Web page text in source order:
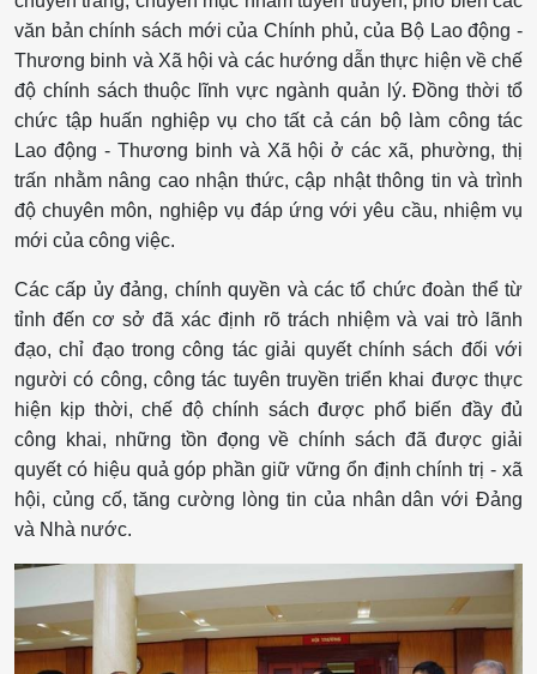
văn bản chính sách mới của Chính phủ, của Bộ Lao động -
Thương binh và Xã hội và các hướng dẫn thực hiện về chế
độ chính sách thuộc lĩnh vực ngành quản lý. Đồng thời tổ
chức tập huấn nghiệp vụ cho tất cả cán bộ làm công tác
Lao động - Thương binh và Xã hội ở các xã, phường, thị
trấn nhằm nâng cao nhận thức, cập nhật thông tin và trình
độ chuyên môn, nghiệp vụ đáp ứng với yêu cầu, nhiệm vụ
mới của công việc.
Các cấp ủy đảng, chính quyền và các tổ chức đoàn thể từ
tỉnh đến cơ sở đã xác định rõ trách nhiệm và vai trò lãnh
đạo, chỉ đạo trong công tác giải quyết chính sách đối với
người có công, công tác tuyên truyền triển khai được thực
hiện kịp thời, chế độ chính sách được phổ biến đầy đủ
công khai, những tồn đọng về chính sách đã được giải
quyết có hiệu quả góp phần giữ vững ổn định chính trị - xã
hội, củng cố, tăng cường lòng tin của nhân dân với Đảng
và Nhà nước.